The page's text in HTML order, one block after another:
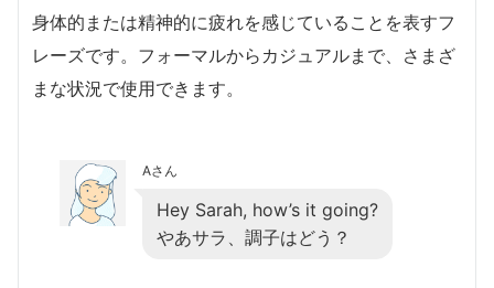
身体的または精神的に疲れを感じていることを表すフ
レーズです。フォーマルからカジュアルまで、さまざ
まな状況で使用できます。
Aさん
Hey Sarah, how’s it going?
やあサラ、調子はどう？